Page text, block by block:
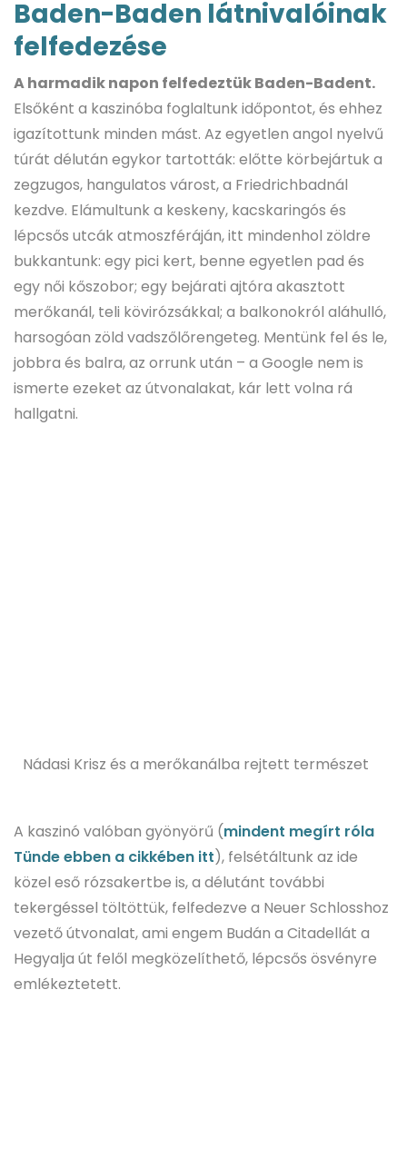
Baden-Baden látnivalóinak
felfedezése
A harmadik napon felfedeztük Baden-Badent.
Elsőként a kaszinóba foglaltunk időpontot, és ehhez
igazítottunk minden mást. Az egyetlen angol nyelvű
túrát délután egykor tartották: előtte körbejártuk a
zegzugos, hangulatos várost, a Friedrichbadnál
kezdve. Elámultunk a keskeny, kacskaringós és
lépcsős utcák atmoszféráján, itt mindenhol zöldre
bukkantunk: egy pici kert, benne egyetlen pad és
egy női kőszobor; egy bejárati ajtóra akasztott
merőkanál, teli kövirózsákkal; a balkonokról aláhulló,
harsogóan zöld vadszőlőrengeteg. Mentünk fel és le,
jobbra és balra, az orrunk után – a Google nem is
ismerte ezeket az útvonalakat, kár lett volna rá
hallgatni.
Nádasi Krisz és a merőkanálba rejtett természet
A kaszinó valóban gyönyörű (mindent megírt róla
Tünde ebben a cikkében itt), felsétáltunk az ide
közel eső rózsakertbe is, a délutánt további
tekergéssel töltöttük, felfedezve a Neuer Schlosshoz
vezető útvonalat, ami engem Budán a Citadellát a
Hegyalja út felől megközelíthető, lépcsős ösvényre
emlékeztetett.